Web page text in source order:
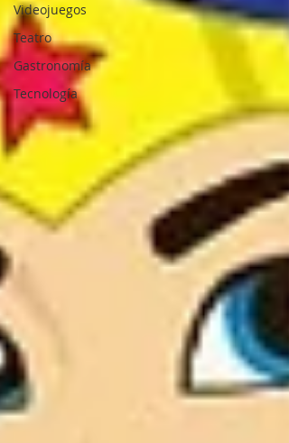
Videojuegos
Teatro
Gastronomía
Tecnología